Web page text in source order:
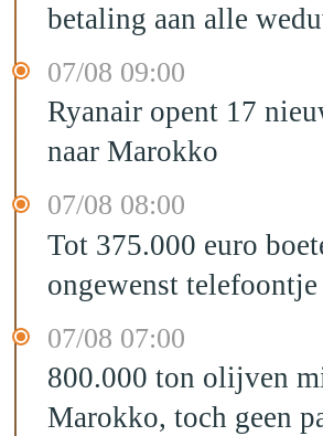
betaling aan alle
07/08 09:00
Ryanair opent 17
naar Marokko
07/08 08:00
Tot 375.000 euro
ongewenst
07/08 07:00
800.000 ton olijven
Marokko, toch geen